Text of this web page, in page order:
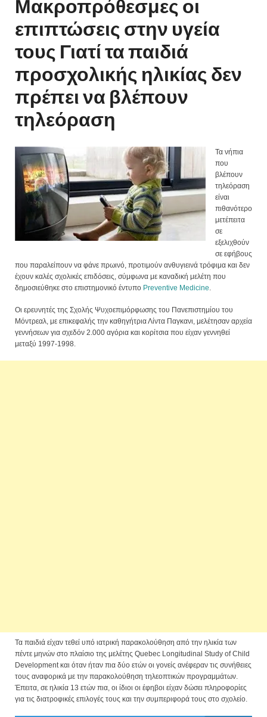
Μακροπρόθεσμες οι
επιπτώσεις στην υγεία
τους Γιατί τα παιδιά
προσχολικής ηλικίας δεν
πρέπει να βλέπουν
τηλεόραση
Τα νήπια
που
βλέπουν
τηλεόραση
είναι
πιθανότερο
μετέπειτα
σε
εξελιχθούν
σε εφήβους
που παραλείπουν να φάνε πρωινό, προτιμούν ανθυγιεινά τρόφιμα και δεν
έχουν καλές σχολικές επιδόσεις, σύμφωνα με καναδική μελέτη που
δημοσιεύθηκε στο επιστημονικό έντυπο Preventive Medicine.
Οι ερευνητές της Σχολής Ψυχοεπιμόρφωσης του Πανεπιστημίου του
Μόντρεαλ, με επικεφαλής την καθηγήτρια Λίντα Παγκανι, μελέτησαν αρχεία
γεννήσεων για σχεδόν 2.000 αγόρια και κορίτσια που είχαν γεννηθεί
μεταξύ 1997-1998.
Τα παιδιά είχαν τεθεί υπό ιατρική παρακολούθηση από την ηλικία των
πέντε μηνών στο πλαίσιο της μελέτης Quebec Longitudinal Study of Child
Development και όταν ήταν πια δύο ετών οι γονείς ανέφεραν τις συνήθειες
τους αναφορικά με την παρακολούθηση τηλεοπτικών προγραμμάτων.
Έπειτα, σε ηλικία 13 ετών πια, οι ίδιοι οι έφηβοι είχαν δώσει πληροφορίες
για τις διατροφικές επιλογές τους και την συμπεριφορά τους στο σχολείο.